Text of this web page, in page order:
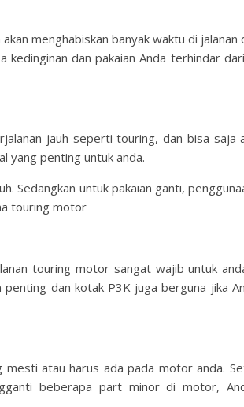
menghabiskan banyak waktu di jalanan
dan pakaian Anda terhindar
jauh seperti touring, dan bisa saja
yang penting untuk anda.
Sedangkan untuk pakaian ganti,
touring motor
touring motor sangat wajib untuk
dan kotak P3K juga berguna jika
atau harus ada pada motor anda.
beberapa part minor di motor,